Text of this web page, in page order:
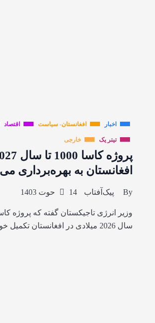
اخبار افغانستان- سیاست اقتصاد
تیتر یک خارجی
افغانستان به بهره‌برداری
By پیک‌آفتاب 14 حوت 1403
سال 2026 میلادی در افغانستان تکمیل خواهد شد.